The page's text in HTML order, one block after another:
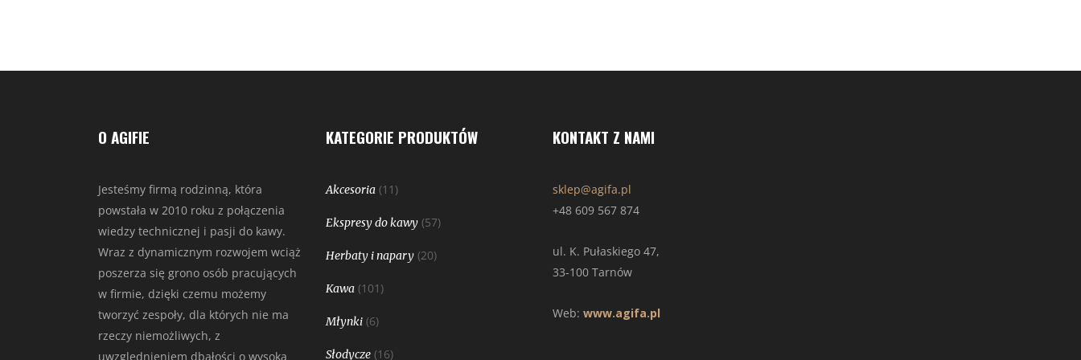
O AGIFIE
Jesteśmy firmą rodzinną, która
powstała w 2010 roku z połączenia
wiedzy technicznej i pasji do kawy.
Wraz z dynamicznym rozwojem wciąż
poszerza się grono osób pracujących
w firmie, dzięki czemu możemy
tworzyć zespoły, dla których nie ma
rzeczy niemożliwych, z
uwzględnieniem dbałości o wysoką
KATEGORIE PRODUKTÓW
Akcesoria (11)
Ekspresy do kawy (57)
Herbaty i napary (20)
Kawa (101)
Młynki (6)
Słodycze (16)
KONTAKT Z NAMI
sklep@agifa.pl
+48 609 567 874
ul. K. Pułaskiego 47,
33-100 Tarnów
Web: www.agifa.pl